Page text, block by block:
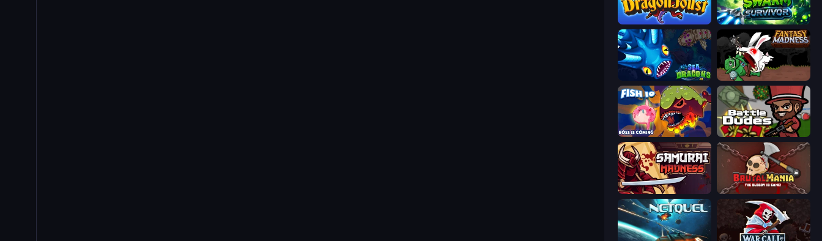
Dragon Joust (.io) Swarm Survivor
SeaDragons.io Fantasy Madness
Fish IO BattleDudes.io
Samurai Madness BrutalMania.io (Brutal Mania)